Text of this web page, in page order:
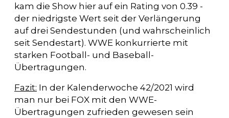
kam die Show hier auf ein Rating von 0.39 -
der niedrigste Wert seit der Verlängerung
auf drei Sendestunden (und wahrscheinlich
seit Sendestart). WWE konkurrierte mit
starken Football- und Baseball-
Übertragungen.
Fazit: In der Kalenderwoche 42/2021 wird
man nur bei FOX mit den WWE-
Übertragungen zufrieden gewesen sein